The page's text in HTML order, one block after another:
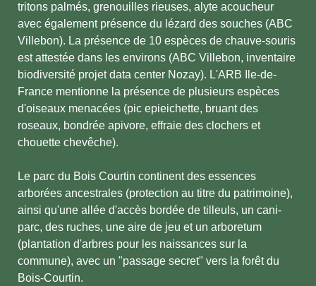
tritons palmés, grenouilles rieuses, alyte acoucheur
avec également présence du lézard des souches (ABC
Villebon). La présence de 10 espèces de chauve-souris
est attestée dans les environs (ABC Villebon, inventaire
biodiversité projet data center Nozay). L'ARB Ile-de-
France mentionne la présence de plusieurs espèces
d'oiseaux menacées (pic epieichette, bruant des
roseaux, bondrée apivore, effraie des clochers et
chouette chevêche).
Le parc du Bois Courtin continent des essences
arborées ancestrales (protection au titre du patrimoine),
ainsi qu'une allée d'accès bordée de tilleuls, un cani-
parc, des ruches, une aire de jeu et un arboretum
(plantation d'arbres pour les naissances sur la
commune), avec un "passage secret" vers la forêt du
Bois-Courtin.